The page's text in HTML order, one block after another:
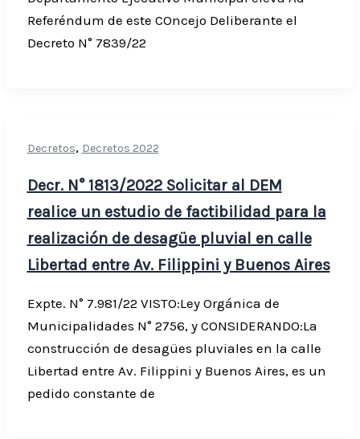
Referéndum de este COncejo Deliberante el
Decreto N° 7839/22
Decretos, Decretos 2022
Decr. N° 1813/2022 Solicitar al DEM
realice un estudio de factibilidad para la
realización de desagüe pluvial en calle
Libertad entre Av. Filippini y Buenos Aires
Expte. N° 7.981/22 VISTO:Ley Orgánica de
Municipalidades N° 2756, y CONSIDERANDO:La
construcción de desagües pluviales en la calle
Libertad entre Av. Filippini y Buenos Aires, es un
pedido constante de